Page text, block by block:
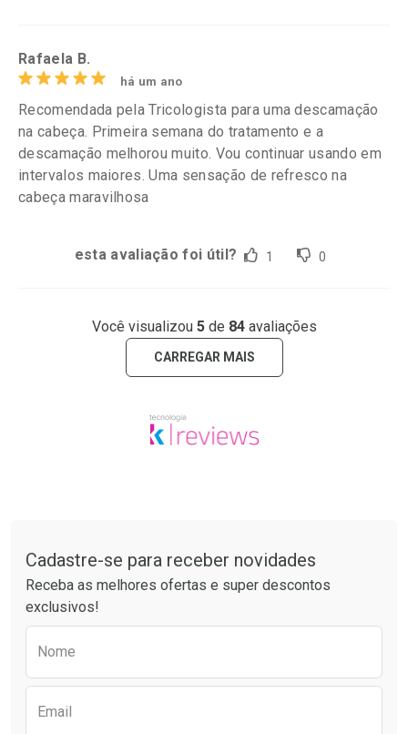
Rafaela B.
há um ano
Recomendada pela Tricologista para uma descamação
na cabeça. Primeira semana do tratamento e a
descamação melhorou muito. Vou continuar usando em
intervalos maiores. Uma sensação de refresco na
cabeça maravilhosa
esta avaliação foi útil? 1 0
Você visualizou 5de 84avaliações
CARREGAR MAIS
Cadastre-se para receber novidades
Receba as melhores ofertas e super descontos
exclusivos!
Nome
Email